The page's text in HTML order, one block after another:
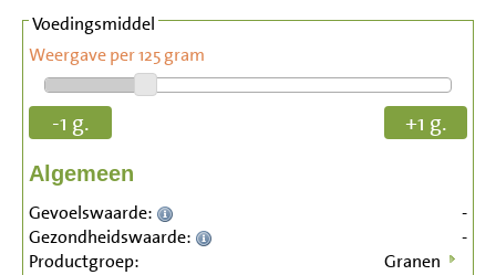
Voedingsmiddel
Weergave per 125 gram
-1 g. +1 g.
Algemeen
Gevoelswaarde:
-
Gezondheidswaarde:
-
Productgroep:
Granen